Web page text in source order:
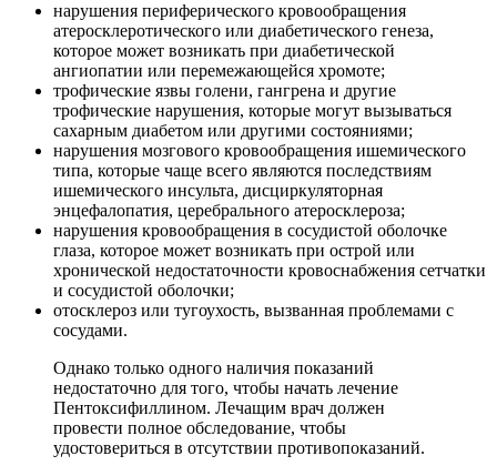
нарушения периферического кровообращения
атеросклеротического или диабетического генеза,
которое может возникать при диабетической
ангиопатии или перемежающейся хромоте;
трофические язвы голени, гангрена и другие
трофические нарушения, которые могут вызываться
сахарным диабетом или другими состояниями;
нарушения мозгового кровообращения ишемического
типа, которые чаще всего являются последствиям
ишемического инсульта, дисциркуляторная
энцефалопатия, церебрального атеросклероза;
нарушения кровообращения в сосудистой оболочке
глаза, которое может возникать при острой или
хронической недостаточности кровоснабжения сетчатки
и сосудистой оболочки;
отосклероз или тугоухость, вызванная проблемами с
сосудами.
Однако только одного наличия показаний
недостаточно для того, чтобы начать лечение
Пентоксифиллином. Лечащим врач должен
провести полное обследование, чтобы
удостовериться в отсутствии противопоказаний.